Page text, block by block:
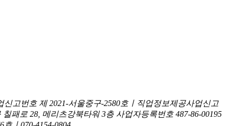
신고번호 제 2021-서울중구-2580호ㅣ직업정보제공사업신고
칠패로 28, 메리츠강북타워 3층 사업자등록번호 487-86-00195